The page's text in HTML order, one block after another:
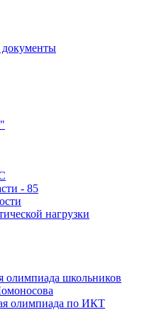
- 85
нагрузки
олимпиада школьников
олимпиада по ИКТ